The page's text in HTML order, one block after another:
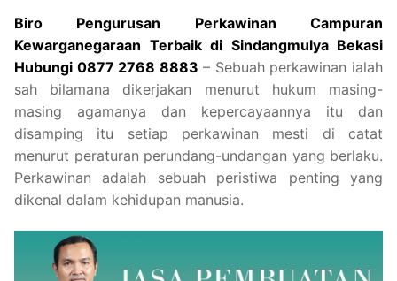
Biro Pengurusan Perkawinan Campuran
Kewarganegaraan Terbaik di Sindangmulya Bekasi
Hubungi 0877 2768 8883 – Sebuah perkawinan ialah
sah bilamana dikerjakan menurut hukum masing-
masing agamanya dan kepercayaannya itu dan
disamping itu setiap perkawinan mesti di catat
menurut peraturan perundang-undangan yang berlaku.
Perkawinan adalah sebuah peristiwa penting yang
dikenal dalam kehidupan manusia.